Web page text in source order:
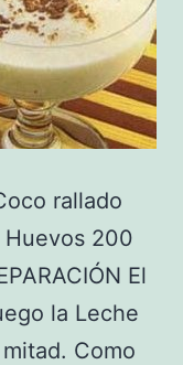
rallado
200
El
la Leche
Como